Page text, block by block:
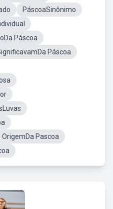
PáscoaSinônimo
Páscoa
Páscoa
OrigemDa Pascoa